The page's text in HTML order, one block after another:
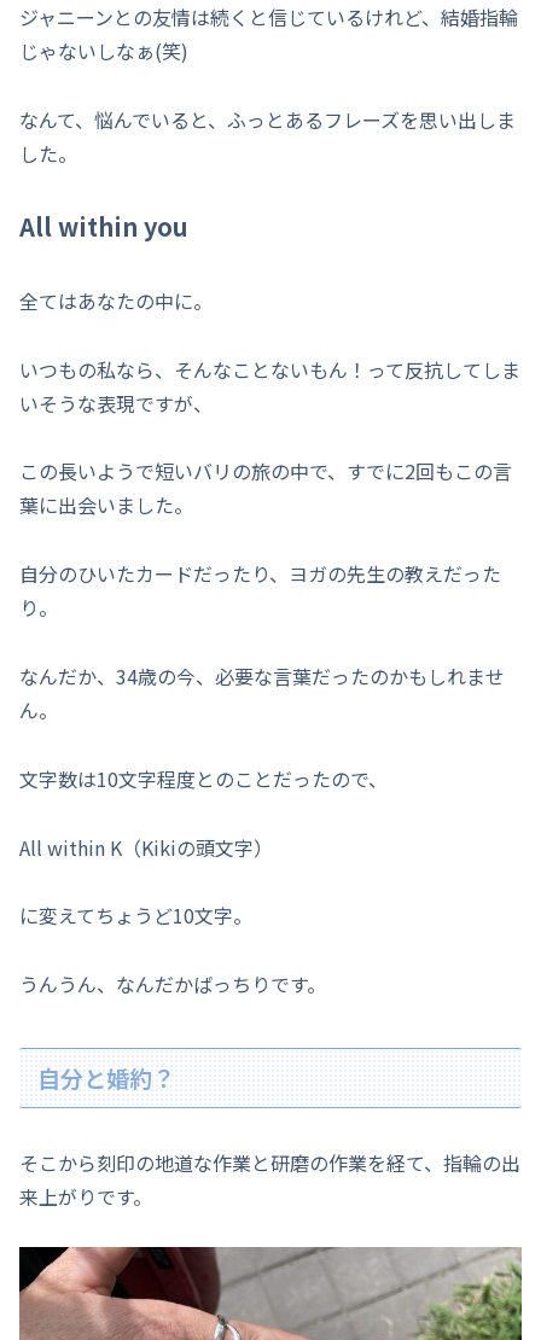
ジャニーンとの友情は続くと信じているけれど、結婚指輪
じゃないしなぁ(笑)
なんて、悩んでいると、ふっとあるフレーズを思い出しま
した。
All within you
全てはあなたの中に。
いつもの私なら、そんなことないもん！って反抗してしま
いそうな表現ですが、
この長いようで短いバリの旅の中で、すでに2回もこの言
葉に出会いました。
自分のひいたカードだったり、ヨガの先生の教えだった
り。
なんだか、34歳の今、必要な言葉だったのかもしれませ
ん。
文字数は10文字程度とのことだったので、
All within K（Kikiの頭文字）
に変えてちょうど10文字。
うんうん、なんだかばっちりです。
自分と婚約？
そこから刻印の地道な作業と研磨の作業を経て、指輪の出
来上がりです。